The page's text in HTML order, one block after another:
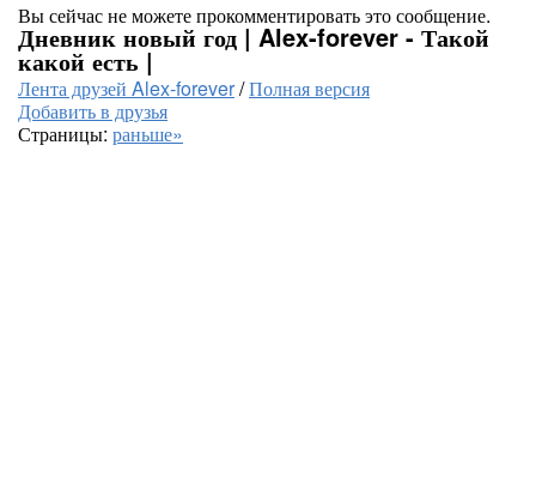
Вы сейчас не можете прокомментировать это сообщение.
Дневник новый год | Alex-forever - Такой
какой есть |
Лента друзей Alex-forever/Полная версия
Добавить в друзья
Страницы: раньше»